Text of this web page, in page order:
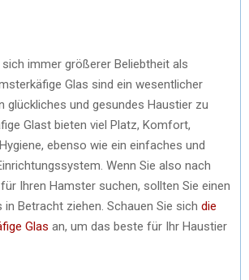
immer größerer Beliebtheit als
Glas sind ein wesentlicher
glückliches und gesundes Haustier zu
Glast bieten viel Platz, Komfort,
ebenso wie ein einfaches und
Wenn Sie also nach
Ihren Hamster suchen, sollten Sie einen
in Betracht ziehen. Schauen Sie sich die
Glas an, um das beste für Ihr Haustier